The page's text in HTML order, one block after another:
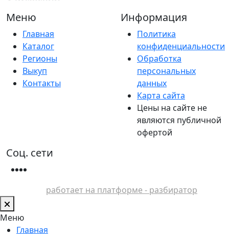
Меню
Главная
Каталог
Регионы
Выкуп
Контакты
Информация
Политика
конфиденциальности
Обработка
персональных
данных
Карта сайта
Цены на сайте не
являются публичной
офертой
Соц. сети
работает на платформе - разбиратор
Меню
Главная